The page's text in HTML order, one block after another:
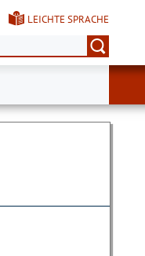
LEICHTE SPRACHE